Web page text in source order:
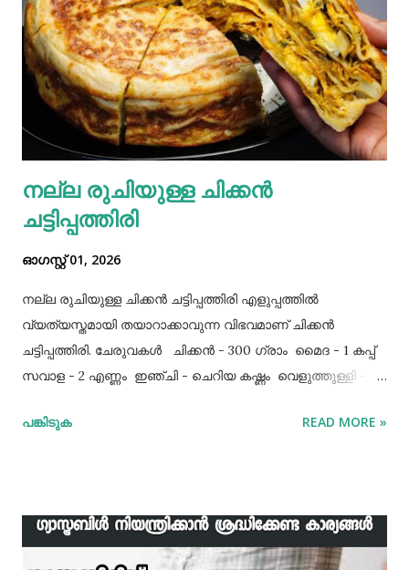
നല്ല രുചിയുള്ള ചിക്കൻ
ചട്ടിപ്പത്തിരി
ഓഗസ്റ്റ് 01, 2026
നല്ല രുചിയുള്ള ചിക്കൻ ചട്ടിപ്പത്തിരി എളുപ്പത്തിൽ
വ്യത്യസ്തമായി തയാറാക്കാവുന്ന വിഭവമാണ് ചിക്കൻ
ചട്ടിപ്പത്തിരി. ചേരുവകൾ ചിക്കൻ - 300 ഗ്രാം മൈദ - 1 കപ്പ്‌
സവാള - 2 എണ്ണം ഇഞ്ചി - ചെറിയ കഷ്ണം വെളുത്തുള്ളി - 5
വിധം ചിക്കൻ കുറച്ച് ഉപ്പും കുരുമുളകുപൊടിയും
ഇഞ്ചി വെളുത്തുള്ളി, സവാള എന്നിവ ചേർത്ത് വഴറ്റാം.
ഇതിൽ പൊടികളെല്ലാം ചേർത്ത് ചൂടാക്കിയശേഷം വേവിച്ച്
പങ്കിടുക READ MORE »